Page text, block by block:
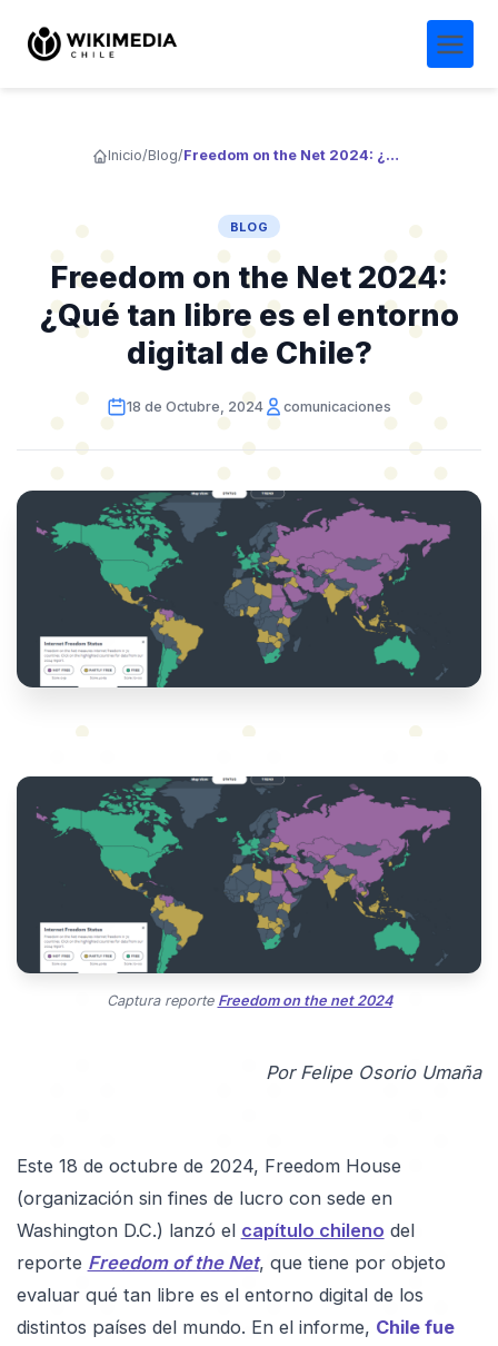
Inicio/Blog/ Freedom on the Net 2024: ¿Qué tan libre es el entorno digital de Chile?
BLOG
Freedom on the Net 2024:
¿Qué tan libre es el entorno
digital de Chile?
18 de Octubre, 2024 comunicaciones
Captura reporte Freedom on the net 2024
Por Felipe Osorio Umaña
Este 18 de octubre de 2024, Freedom House
(organización sin fines de lucro con sede en
Washington D.C.) lanzó el capítulo chileno del
reporte Freedom of the Net, que tiene por objeto
evaluar qué tan libre es el entorno digital de los
distintos países del mundo. En el informe, Chile fue